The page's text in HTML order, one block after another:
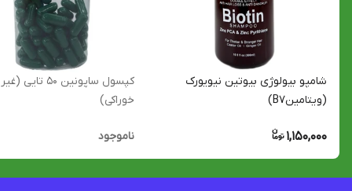
شامپو بیولوژی بیوتین نیویورک
(ویتامینB7)
1,150,000
کپسول ساپونین ۵۰ تایی (غیر
خوراکی)
ناموجود